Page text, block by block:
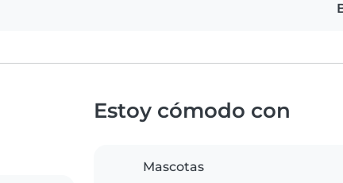
Estoy cómodo con
Mascotas